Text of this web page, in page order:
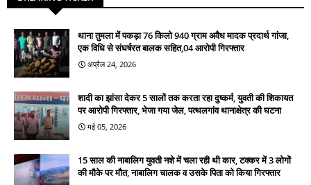
थाना तुमला में पकड़ा 76 किलो 940 ग्राम अवैध मादक प्रदार्थ गांजा,
एक विधि से संघर्षरत बालक सहित,04 आरोपी गिरफ्तार
अप्रैल 24, 2026
शादी का झांसा देकर 5 सालों तक करता रहा दुष्कर्म, युवती की शिकायत
पर आरोपी गिरफ्तार, भेजा गया जेल, पत्थलगांव थानाक्षेत्र की घटना
मई 05, 2026
15 साल की नाबालिग युवती नशे में चला रही थी कार, टक्कर में 3 लोगों
की मौके पर मौत, नाबालिग चालक व उसके पिता को किया गिरफ्तार